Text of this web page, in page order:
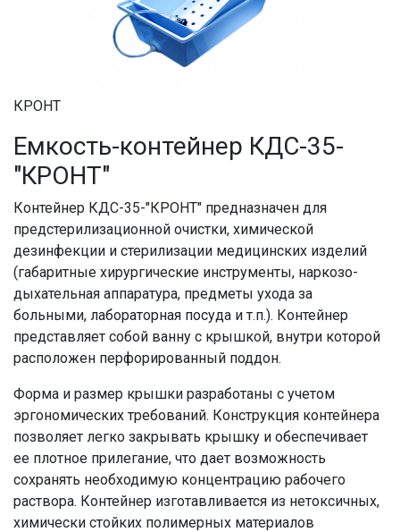
КРОНТ
Емкость-контейнер КДС-35-
"КРОНТ"
Контейнер КДС-35-"КРОНТ" предназначен для
предстерилизационной очистки, химической
дезинфекции и стерилизации медицинских изделий
(габаритные хирургические инструменты, наркозо-
дыхательная аппаратура, предметы ухода за
больными, лабораторная посуда и т.п.). Контейнер
представляет собой ванну с крышкой, внутри которой
расположен перфорированный поддон.
Форма и размер крышки разработаны с учетом
эргономических требований. Конструкция контейнера
позволяет легко закрывать крышку и обеспечивает
ее плотное прилегание, что дает возможность
сохранять необходимую концентрацию рабочего
раствора. Контейнер изготавливается из нетоксичных,
химически стойких полимерных материалов